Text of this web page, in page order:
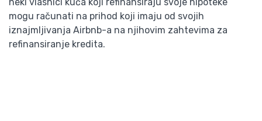
mogu računati na prihod koji imaju od svojih
iznajmljivanja Airbnb-a na njihovim zahtevima za
refinansiranje kredita.